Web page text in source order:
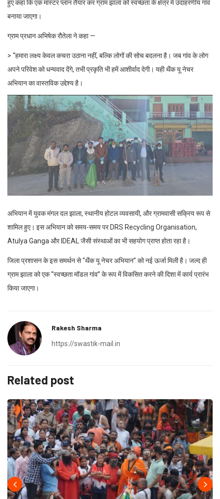
हुए कहा कि एक मास्टर प्लान तैयार कर ग्राम झाला को स्वच्छता के क्षेत्र में उदाहरणीय गांव
बनाया जाएगा।
ग्राम प्रधान अभिषेक रौतेला ने कहा —
> “हमारा लक्ष्य केवल कचरा उठाना नहीं, बल्कि लोगों की सोच बदलना है। जब गांव के लोग
अपने परिवेश को धन्यवाद देंगे, तभी प्रकृति भी हमें आशीर्वाद देगी। यही थैंक यू नेचर
अभियान का वास्तविक उद्देश्य है।
अभियान में युवक मंगल दल झाला, स्थानीय होटल व्यवसायी, और ग्रामवासी सक्रिय रूप से
शामिल हुए। इस अभियान को समय-समय पर DRS Recycling Organisation,
Atulya Ganga और IDEAL जैसी संस्थाओं का भी सहयोग प्राप्त होता रहा है।
जिला प्रशासन के इस समर्थन से “थैंक यू नेचर अभियान” को नई ऊर्जा मिली है। जल्द ही
ग्राम झाला को एक “स्वच्छता मॉडल गांव” के रूप में विकसित करने की दिशा में कार्य प्रारंभ
किया जाएगा।
Rakesh Sharma
https://swastik-mail.in
Related post